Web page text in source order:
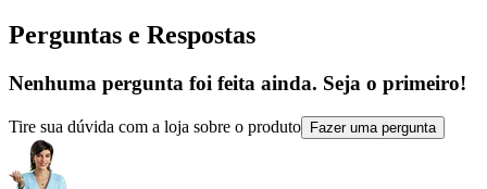
Perguntas e Respostas
Nenhuma pergunta foi feita ainda. Seja o primeiro!
Tire sua dúvida com a loja sobre o produto Fazer uma pergunta